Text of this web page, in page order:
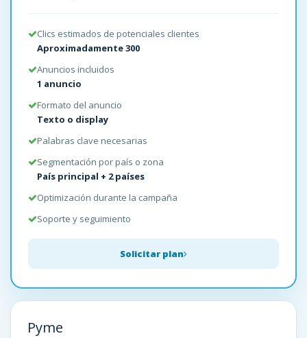
Clics estimados de potenciales clientes
Aproximadamente 300
Anuncios incluidos
1 anuncio
Formato del anuncio
Texto o display
Palabras clave necesarias
Segmentación por país o zona
País principal + 2 países
Optimización durante la campaña
Soporte y seguimiento
Solicitar plan
Pyme